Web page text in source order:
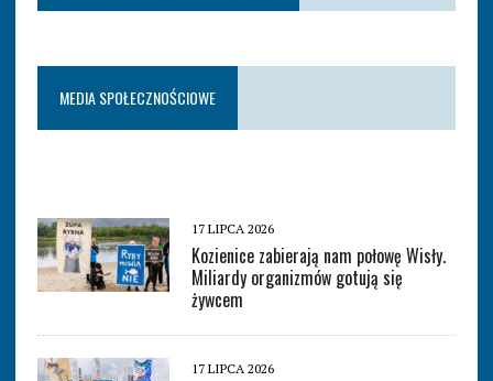
MEDIA SPOŁECZNOŚCIOWE
17 LIPCA 2026
Kozienice zabierają nam połowę Wisły.
Miliardy organizmów gotują się
żywcem
17 LIPCA 2026